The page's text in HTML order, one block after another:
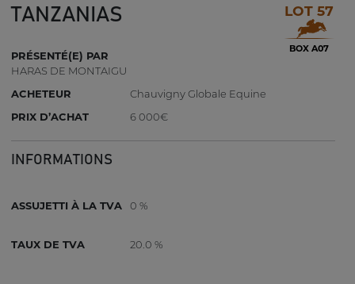
TANZANIAS LOT 57
BOX A07
PRÉSENTÉ(E) PAR
HARAS DE MONTAIGU
ACHETEUR
Chauvigny Globale Equine
PRIX D’ACHAT
6 000€
INFORMATIONS
ASSUJETTI À LA TVA 0 %
TAUX DE TVA 20.0 %